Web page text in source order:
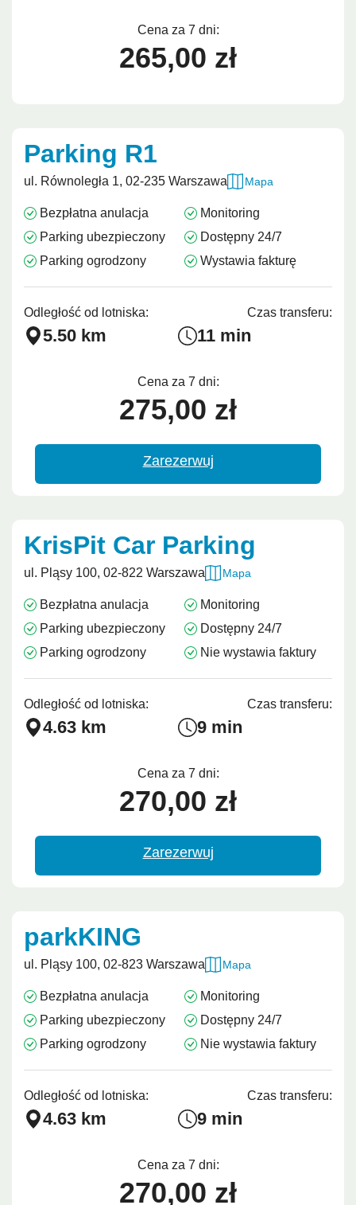
Cena za 7 dni:
265,00 zł
Parking R1
ul. Równoległa 1, 02-235 Warszawa Mapa
Bezpłatna anulacja
Parking ubezpieczony
Parking ogrodzony
Monitoring
Dostępny 24/7
Wystawia fakturę
Odległość od lotniska:
5.50 km
Czas transferu:
11 min
Cena za 7 dni:
275,00 zł
Zarezerwuj
KrisPit Car Parking
ul. Pląsy 100, 02-822 Warszawa Mapa
Bezpłatna anulacja
Parking ubezpieczony
Parking ogrodzony
Monitoring
Dostępny 24/7
Nie wystawia faktury
Odległość od lotniska:
4.63 km
Czas transferu:
9 min
Cena za 7 dni:
270,00 zł
Zarezerwuj
parkKING
ul. Pląsy 100, 02-823 Warszawa Mapa
Bezpłatna anulacja
Parking ubezpieczony
Parking ogrodzony
Monitoring
Dostępny 24/7
Nie wystawia faktury
Odległość od lotniska:
4.63 km
Czas transferu:
9 min
Cena za 7 dni:
270,00 zł